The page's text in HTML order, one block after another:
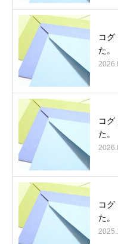
コグ
た。
コグ
た。
コグ
た。